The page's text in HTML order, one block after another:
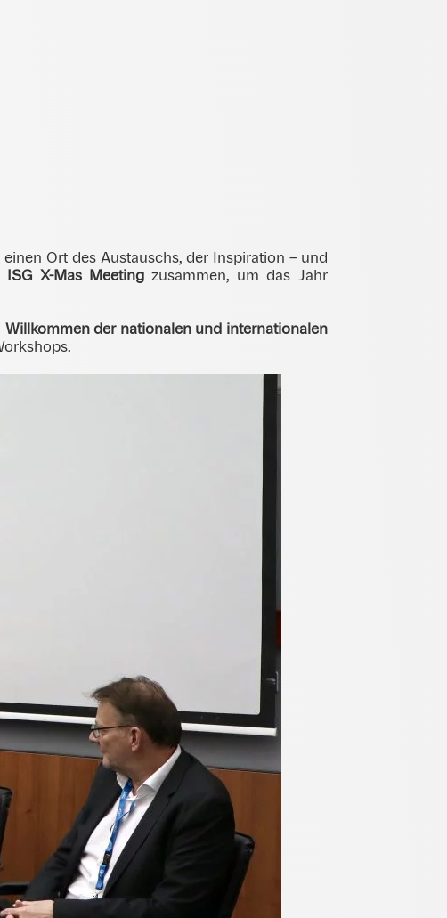
Ort des Austauschs, der Inspiration – und
ISG X-Mas Meetingzusammen, um das Jahr
Willkommen der nationalen und internationalen